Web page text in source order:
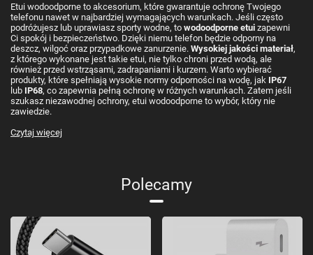
Etui wodoodporne to akcesorium, które gwarantuje ochronę Twojego
telefonu nawet w najbardziej wymagających warunkach. Jeśli często
podróżujesz lub uprawiasz sporty wodne, to wodoodporne etui zapewni
Ci spokój i bezpieczeństwo. Dzięki niemu telefon będzie odporny na
deszcz, wilgoć oraz przypadkowe zanurzenie. Wysokiej jakości materiał,
z którego wykonane jest takie etui, nie tylko chroni przed wodą, ale
również przed wstrząsami, zadrapaniami i kurzem. Warto wybierać
produkty, które spełniają wysokie normy odporności na wodę, jak IP67
lub IP68, co zapewnia pełną ochronę w różnych warunkach. Zatem jeśli
szukasz niezawodnej ochrony, etui wodoodporne to wybór, który nie
zawiedzie.
Czytaj więcej
Polecamy